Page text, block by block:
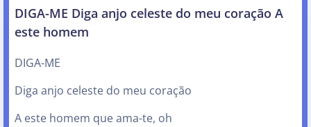
DIGA-ME Diga anjo celeste do meu coração A
este homem
DIGA-ME
Diga anjo celeste do meu coração
A este homem que ama-te, oh